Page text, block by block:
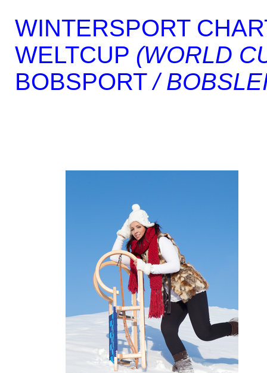
WINTERSPORT
WELTCUP (WORLD
BOBSPORT/